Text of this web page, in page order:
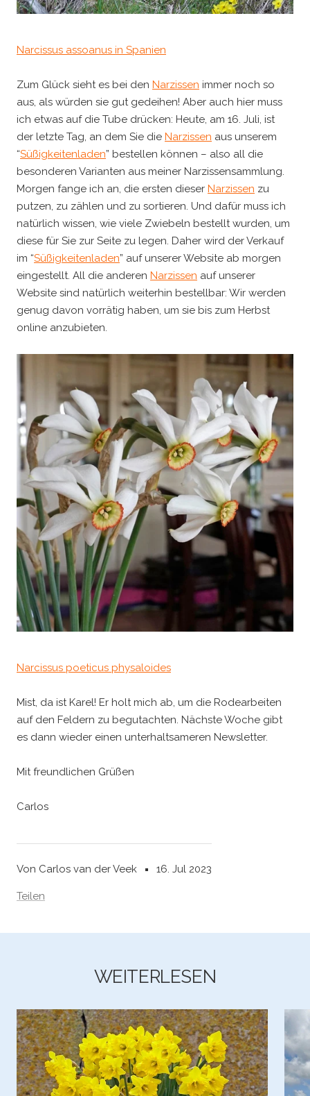
Von Carlos van der Veek 16. Jul 2023
Teilen
Narcissus assoanus in Spanien
Zum Glück sieht es bei den Narzissen immer noch so
aus, als würden sie gut gedeihen! Aber auch hier muss
ich etwas auf die Tube drücken: Heute, am 16. Juli, ist
der letzte Tag, an dem Sie die Narzissen aus unserem
“Süßigkeitenladen” bestellen können – also all die
besonderen Varianten aus meiner Narzissensammlung.
Morgen fange ich an, die ersten dieser Narzissen zu
putzen, zu zählen und zu sortieren. Und dafür muss ich
natürlich wissen, wie viele Zwiebeln bestellt wurden, um
diese für Sie zur Seite zu legen. Daher wird der Verkauf
im “Süßigkeitenladen” auf unserer Website ab morgen
eingestellt. All die anderen Narzissen auf unserer
Website sind natürlich weiterhin bestellbar: Wir werden
genug davon vorrätig haben, um sie bis zum Herbst
online anzubieten.
Narcissus poeticus physaloides
Mist, da ist Karel! Er holt mich ab, um die Rodearbeiten
auf den Feldern zu begutachten. Nächste Woche gibt
es dann wieder einen unterhaltsameren Newsletter.
Mit freundlichen Grüßen
Carlos
WEITERLESEN